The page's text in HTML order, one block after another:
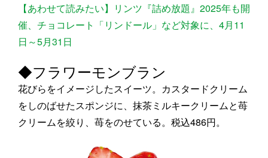
【あわせて読みたい】リンツ『詰め放題』2025年も開
催、チョコレート「リンドール」など対象に、4月11
日～5月31日
◆フラワーモンブラン
花びらをイメージしたスイーツ。カスタードクリーム
をしのばせたスポンジに、抹茶ミルキークリームと苺
クリームを絞り、苺をのせている。税込486円。